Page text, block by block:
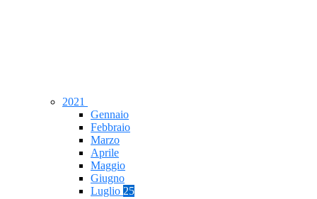
2021
Gennaio
Febbraio
Marzo
Aprile
Maggio
Giugno
Luglio 25